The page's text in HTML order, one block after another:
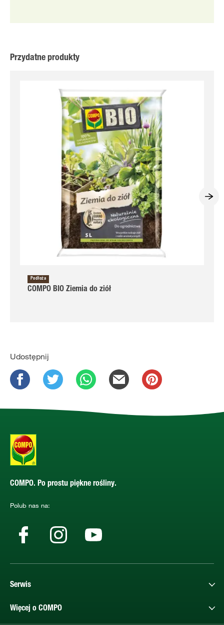
Przydatne produkty
Podłoża
COMPO BIO Ziemia do ziół
Udostępnij
COMPO. Po prostu piękne rośliny.
Polub nas na:
Serwis
Więcej o COMPO